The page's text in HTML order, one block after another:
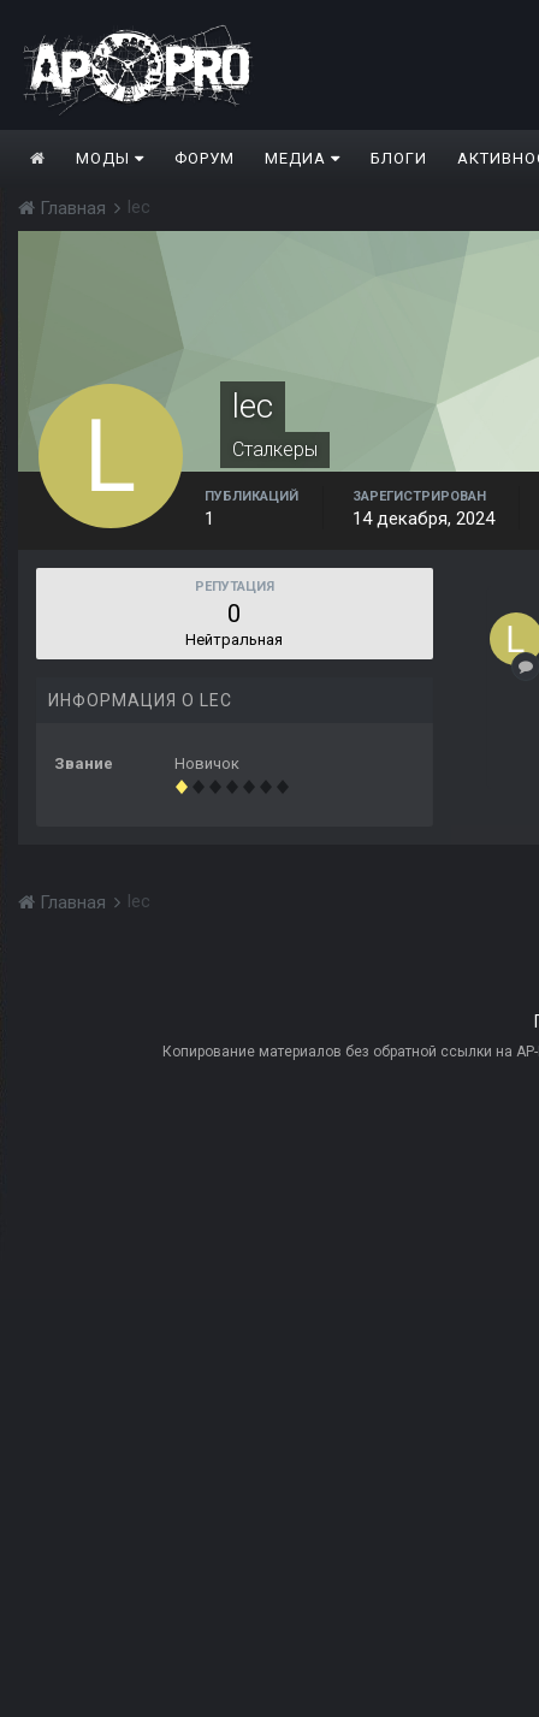
МОДЫ ФОРУМ МЕДИА БЛОГИ
Главная lec
lec
Сталкеры
ПУБЛИКАЦИЙ
1
ЗАРЕГИСТРИРОВАН
14 декабря, 2024
РЕПУТАЦИЯ
0
Нейтральная
ИНФОРМАЦИЯ О LEC
Звание Новичок
Главная lec
Копирование материалов без обратной ссылки на